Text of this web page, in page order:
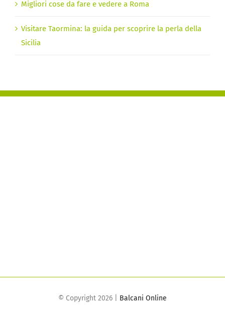
Migliori cose da fare e vedere a Roma
Visitare Taormina: la guida per scoprire la perla della
Sicilia
© Copyright 2026 | Balcani Online